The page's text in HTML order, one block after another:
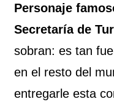
Personaje
Secretaría de
sobran: es tan
en el resto del
entregarle esta